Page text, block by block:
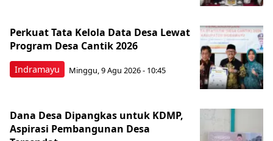
Indramayu
Perkuat Tata Kelola Data Desa Lewat
Program Desa Cantik 2026
Minggu, 9 Agu 2026 - 10:45
Dana Desa Dipangkas untuk KDMP,
Aspirasi Pembangunan Desa